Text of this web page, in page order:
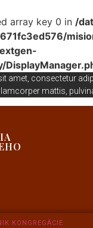
array key 0 in /
amet, consectetur
mattis,
KONGREGÁCIE